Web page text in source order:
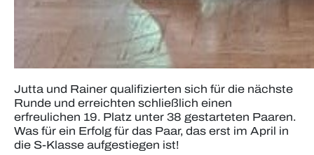
Jutta und Rainer qualifizierten sich für die nächste
Runde und erreichten schließlich einen
erfreulichen 19. Platz unter 38 gestarteten Paaren.
Was für ein Erfolg für das Paar, das erst im April in
die S-Klasse aufgestiegen ist!